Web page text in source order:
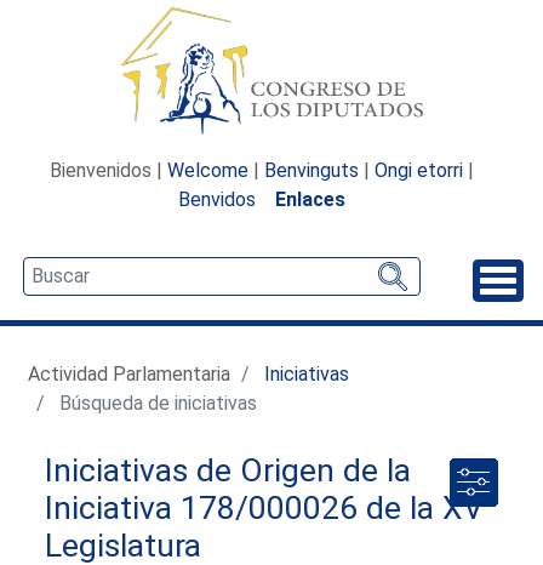
Bienvenidos | Welcome | Benvinguts | Ongi etorri |
Benvidos
Enlaces
Actividad Parlamentaria
Iniciativas
Búsqueda de iniciativas
Iniciativas de Origen de la
Iniciativa 178/000026 de la XV
Legislatura